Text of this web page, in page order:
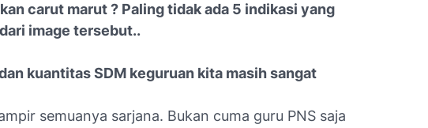
carut marut ? Paling tidak ada 5 indikasi yang
image tersebut..
kuantitas SDM keguruan kita masih sangat
semuanya sarjana. Bukan cuma guru PNS saja